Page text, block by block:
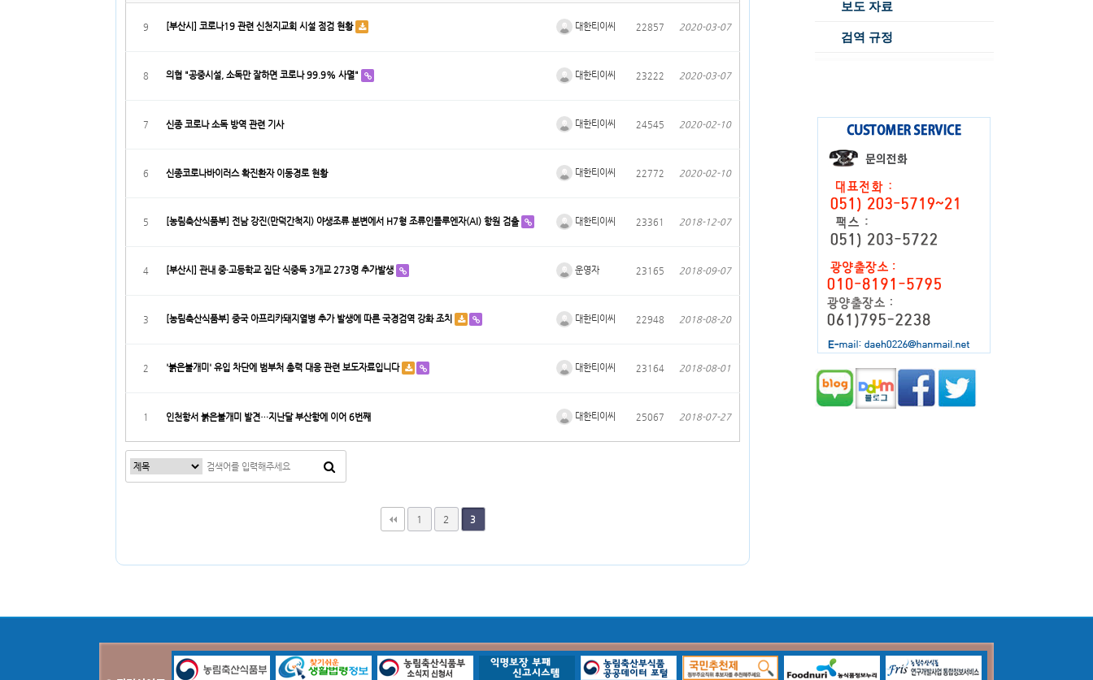
9 [부산시] 코로나19 관련 신천지교회 시설 점검 현황 대한티이씨 22857 2020-03-07
8 의협 "공중시설, 소독만 잘하면 코로나 99.9% 사멸" 대한티이씨 23222 2020-03-07
7 신종 코로나 소독 방역 관련 기사 대한티이씨 24545 2020-02-10
6 신종코로나바이러스 확진환자 이동경로 현황 대한티이씨 22772 2020-02-10
5 [농림축산식품부] 전남 강진(만덕간척지) 야생조류 분변에서 H7형 조류인플루엔자(AI) 항원 검출 대한티이씨 23361 2018-12-07
4 [부산시] 관내 중·고등학교 집단 식중독 3개교 273명 추가발생 운영자 23165 2018-09-07
3 [농림축산식품부] 중국 아프리카돼지열병 추가 발생에 따른 국경검역 강화 조치 대한티이씨 22948 2018-08-20
2 '붉은불개미' 유입 차단에 범부처 총력 대응 관련 보도자료입니다 대한티이씨 23164 2018-08-01
1 인천항서 붉은불개미 발견…지난달 부산항에 이어 6번째 대한티이씨 25067 2018-07-27
1 2 3
보도 자료
검역 규정